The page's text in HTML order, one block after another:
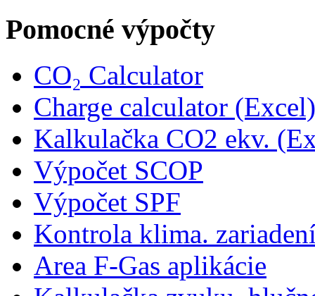
Pomocné výpočty
CO₂ Calculator
Charge calculator (Excel)
Kalkulačka CO2 ekv.
Výpočet SCOP
Výpočet SPF
Kontrola klima.
Area F-Gas aplikácie